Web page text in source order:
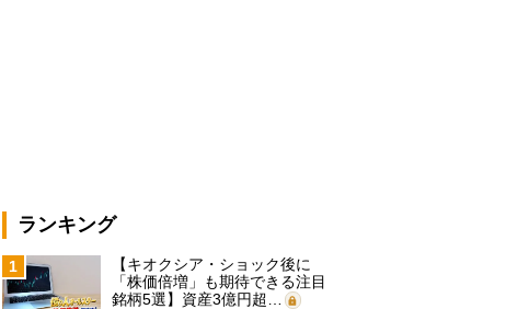
ランキング
1
【キオクシア・ショック後に
「株価倍増」も期待できる注目
銘柄5選】資産3億円超…